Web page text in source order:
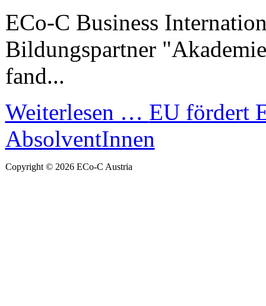
ECo-C Business
Bildungspartner
fand...
Weiterlesen … EU fördert
AbsolventInnen
Copyright © 2026 ECo-C Austria